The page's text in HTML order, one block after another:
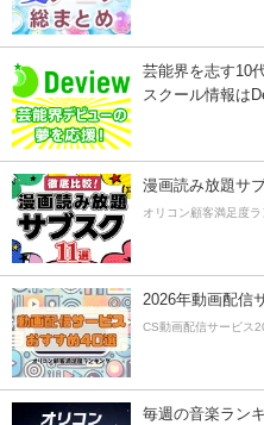
芸能界を志す10
スクール情報は
漫画読み放題サ
オリコン顧客満足度
2026年動画配信
CS動画配信サービス
毎週の音楽ラン